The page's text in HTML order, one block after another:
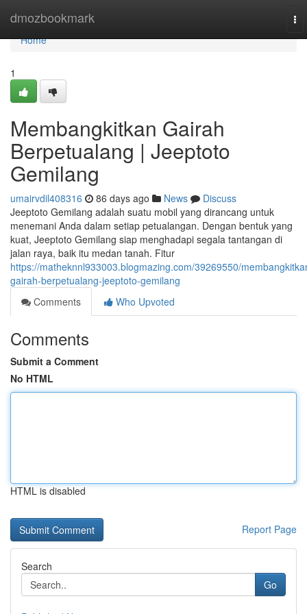
dmozbookmark
Home
Home
1
Membangkitkan Gairah
Berpetualang | Jeeptoto
Gemilang
umairvdil408316 86 days ago News
Discuss
Jeeptoto Gemilang adalah suatu mobil yang dirancang untuk
menemani Anda dalam setiap petualangan. Dengan bentuk yang
kuat, Jeeptoto Gemilang siap menghadapi segala tantangan di
jalan raya, baik itu medan tanah. Fitur
https://matheknnl933003.blogmazing.com/39269550/
gairah-berpetualang-jeeptoto-gemilang
Comments
Who Upvoted
Comments
Submit a Comment
No HTML
HTML is disabled
Report Page
Search
Go